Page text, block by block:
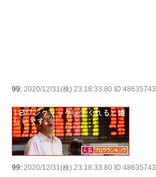
99: 2020/12/31(株) 23:18:33.80 ID:48635743
99: 2020/12/31(株) 23:18:33.80 ID:48635743